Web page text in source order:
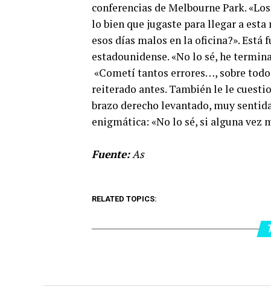
conferencias de Melbourne Park.
lo bien que jugaste para llegar a esta
esos días malos en la oficina?». Está
estadounidense. «No lo sé, he
«Cometí tantos errores…, sobre
reiterado antes. También le le
brazo derecho levantado, muy
enigmática: «No lo sé, si alguna vez
Fuente:As
RELATED TOPICS: